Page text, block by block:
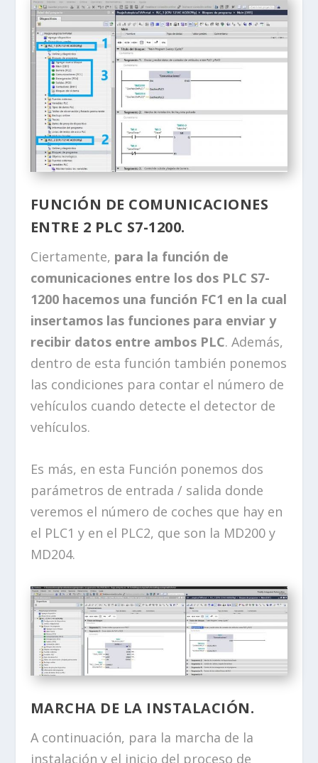
FUNCIÓN DE COMUNICACIONES
ENTRE 2 PLC S7-1200.
Ciertamente, para la función de
comunicaciones entre los dos PLC S7-
1200 hacemos una función FC1 en la cual
insertamos las funciones para enviar y
recibir datos entre ambos PLC. Además,
dentro de esta función también ponemos
las condiciones para contar el número de
vehículos cuando detecte el detector de
vehículos.
Es más, en esta Función ponemos dos
parámetros de entrada / salida donde
veremos el número de coches que hay en
el PLC1 y en el PLC2, que son la MD200 y
MD204.
MARCHA DE LA INSTALACIÓN.
A continuación, para la marcha de la
instalación y el inicio del proceso de